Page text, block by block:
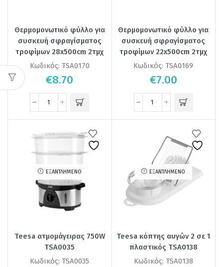
Θερμομονωτικό φύλλο για
συσκευή σφραγίσματος
τροφίμων 28x500cm 2τμχ
Κωδικός: TSA0170
€8.70
Θερμομονωτικό φύλλο για
συσκευή σφραγίσματος
τροφίμων 22x500cm 2τμχ
Κωδικός:TSA0169
€7.00
ΕΞΑΝΤΛΗΜΈΝΟ
Teesa ατμομάγειρας 750W
TSA0035
Κωδικός:TSA0035
ΕΞΑΝΤΛΗΜΈΝΟ
Teesa κόπτης αυγών 2 σε 1
πλαστικός TSA0138
Κωδικός: TSA0138